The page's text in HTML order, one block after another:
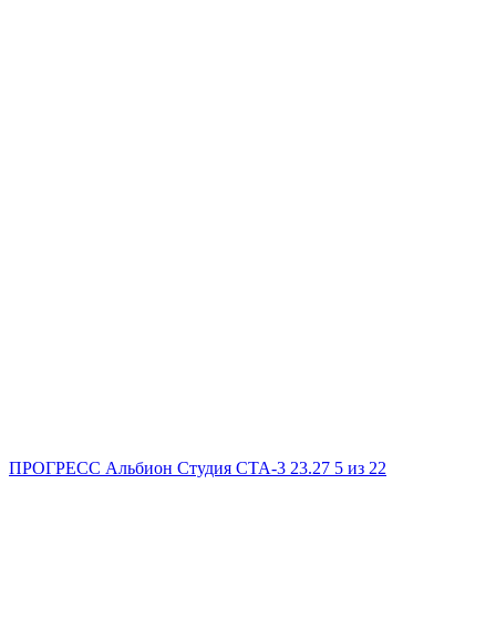
ПРОГРЕСС Альбион Студия СТА-3 23.27 5 из 22